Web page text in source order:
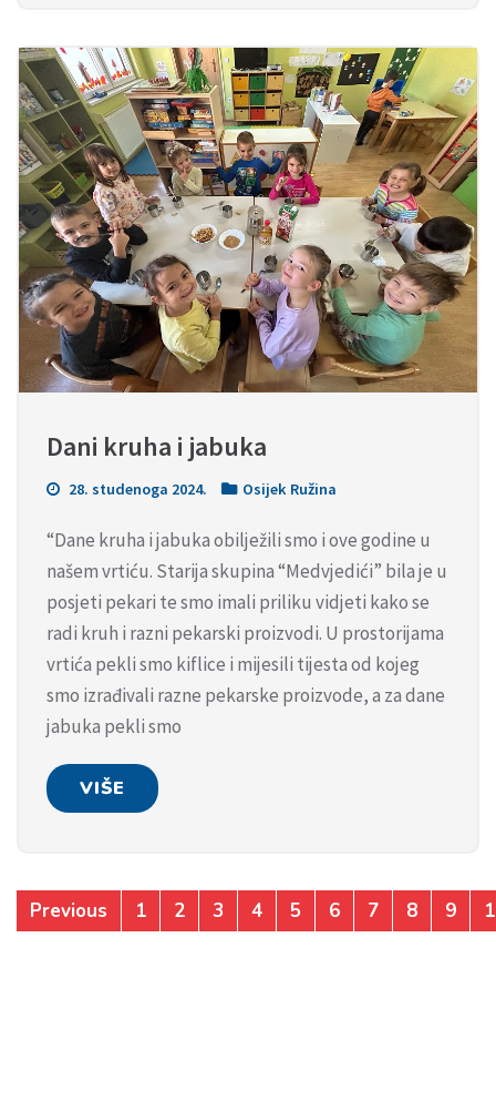
Dani kruha i jabuka
28. studenoga 2024. Osijek Ružina
“Dane kruha i jabuka obilježili smo i ove godine u
našem vrtiću. Starija skupina “Medvjedići” bila je u
posjeti pekari te smo imali priliku vidjeti kako se
radi kruh i razni pekarski proizvodi. U prostorijama
vrtića pekli smo kiflice i mijesili tijesta od kojeg
smo izrađivali razne pekarske proizvode, a za dane
jabuka pekli smo
VIŠE
Previous 1 2 3 4 5 6 7 8 9